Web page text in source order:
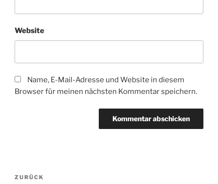
Website
Name, E-Mail-Adresse und Website in diesem
Browser für meinen nächsten Kommentar speichern.
Beitragsnavigation
Vorheriger
ZURÜCK